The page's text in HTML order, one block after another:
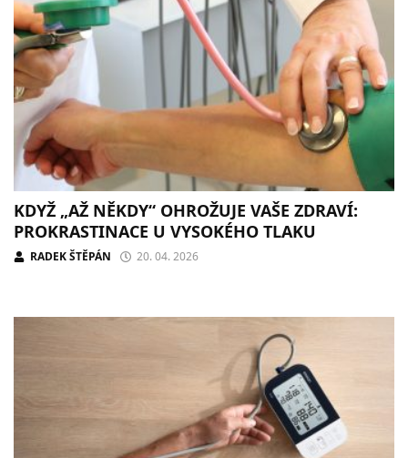
KDYŽ „AŽ NĚKDY“ OHROŽUJE VAŠE ZDRAVÍ:
PROKRASTINACE U VYSOKÉHO TLAKU
RADEK ŠTĚPÁN 20. 04. 2026